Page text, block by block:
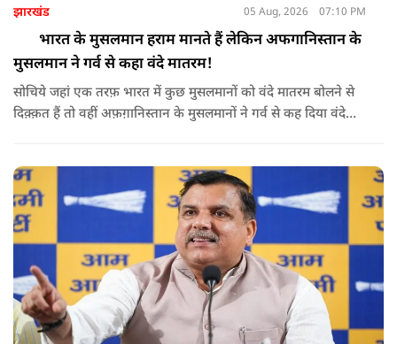
झारखंड 05 Aug, 2026 07:10 PM
भारत के मुसलमान हराम मानते हैं लेकिन अफगानिस्तान के
मुसलमान ने गर्व से कहा वंदे मातरम!
सोचिये जहां एक तरफ़ भारत में कुछ मुसलमानों को वंदे मातरम बोलने से
दिक़्क़त हैं तो वहीं अफ़ग़ानिस्तान के मुसलमानों ने गर्व से कह दिया वंदे